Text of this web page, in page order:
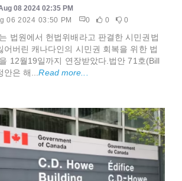
08 2024 02:35 PM
06 2024 03:50 PM 0 0 0
법원에서 헌법위배라고 판결한 시민권법
어버린 캐나다인의 시민권 회복을 위한 법
12월19일까지 연장받았다.법안 71호(Bill
안은 해...Read more...